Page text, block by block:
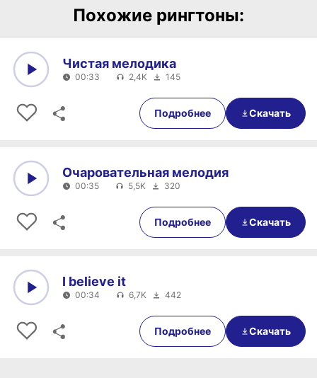
Похожие рингтоны:
00:33
Чистая мелодика
00:33 2,4K 145
Подробнее Скачать
00:35
Очаровательная мелодия
00:35 5,5K 320
Подробнее Скачать
00:34
I believe it
00:34 6,7K 442
Подробнее Скачать